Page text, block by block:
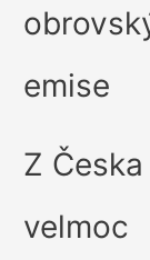
emise
Z
velmoc